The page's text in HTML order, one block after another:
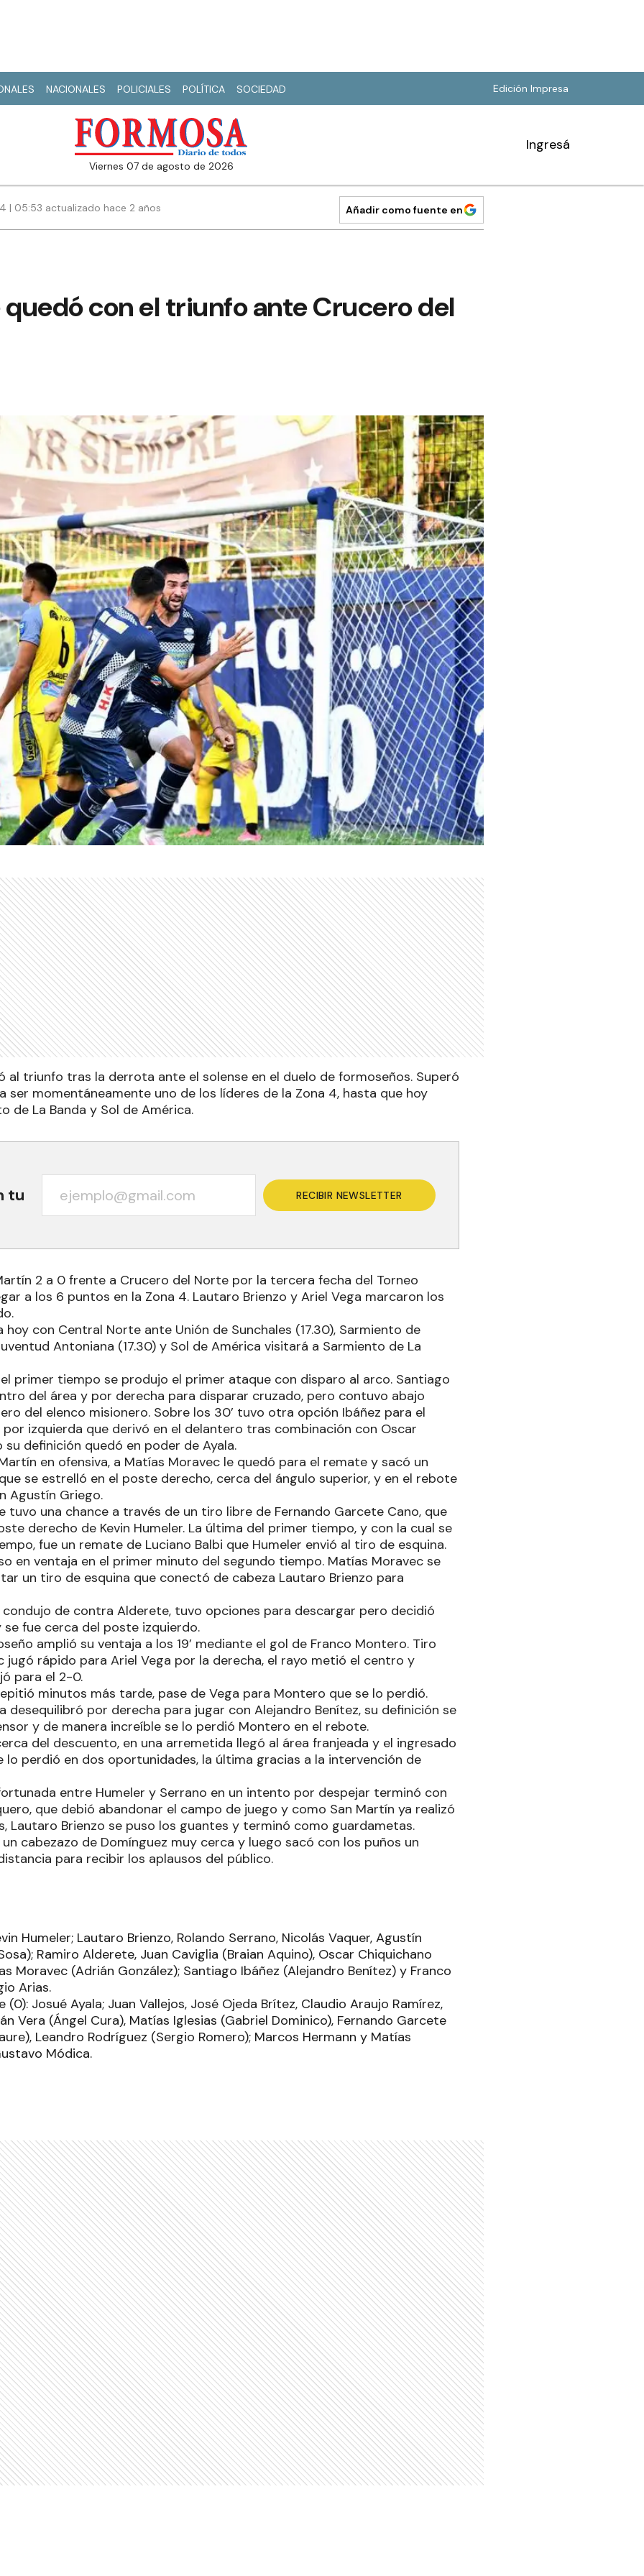
NACIONALES POLICIALES POLÍTICA SOCIEDAD Edición Impresa
viernes 07 de agosto de 2026
Ingresá
| 05:53 actualizado hace 2 años Añadir como fuente en
quedó con el triunfo ante Crucero del
al triunfo tras la derrota ante el solense en el duelo de formoseños. Superó
ser momentáneamente uno de los líderes de la Zona 4, hasta que hoy
de La Banda y Sol de América.
tu RECIBIR NEWSLETTER
2 a 0 frente a Crucero del Norte por la tercera fecha del Torneo
a los 6 puntos en la Zona 4. Lautaro Brienzo y Ariel Vega marcaron los
hoy con Central Norte ante Unión de Sunchales (17.30), Sarmiento de
Antoniana (17.30) y Sol de América visitará a Sarmiento de La
primer tiempo se produjo el primer ataque con disparo al arco. Santiago
del área y por derecha para disparar cruzado, pero contuvo abajo
del elenco misionero. Sobre los 30’ tuvo otra opción Ibáñez para el
por izquierda que derivó en el delantero tras combinación con Oscar
su definición quedó en poder de Ayala.
en ofensiva, a Matías Moravec le quedó para el remate y sacó un
se estrelló en el poste derecho, cerca del ángulo superior, y en el rebote
Agustín Griego.
tuvo una chance a través de un tiro libre de Fernando Garcete Cano, que
derecho de Kevin Humeler. La última del primer tiempo, y con la cual se
fue un remate de Luciano Balbi que Humeler envió al tiro de esquina.
en ventaja en el primer minuto del segundo tiempo. Matías Moravec se
un tiro de esquina que conectó de cabeza Lautaro Brienzo para
de contra Alderete, tuvo opciones para descargar pero decidió
fue cerca del poste izquierdo.
amplió su ventaja a los 19’ mediante el gol de Franco Montero. Tiro
jugó rápido para Ariel Vega por la derecha, el rayo metió el centro y
para el 2-0.
minutos más tarde, pase de Vega para Montero que se lo perdió.
desequilibró por derecha para jugar con Alejandro Benítez, su definición se
y de manera increíble se lo perdió Montero en el rebote.
del descuento, en una arremetida llegó al área franjeada y el ingresado
lo perdió en dos oportunidades, la última gracias a la intervención de
entre Humeler y Serrano en un intento por despejar terminó con
que debió abandonar el campo de juego y como San Martín ya realizó
Lautaro Brienzo se puso los guantes y terminó como guardametas.
cabezazo de Domínguez muy cerca y luego sacó con los puños un
para recibir los aplausos del público.
Humeler; Lautaro Brienzo, Rolando Serrano, Nicolás Vaquer, Agustín
Ramiro Alderete, Juan Caviglia (Braian Aquino), Oscar Chiquichano
Moravec (Adrián González); Santiago Ibáñez (Alejandro Benítez) y Franco
Arias.
Josué Ayala; Juan Vallejos, José Ojeda Brítez, Claudio Araujo Ramírez,
Vera (Ángel Cura), Matías Iglesias (Gabriel Dominico), Fernando Garcete
Leandro Rodríguez (Sergio Romero); Marcos Hermann y Matías
Módica.